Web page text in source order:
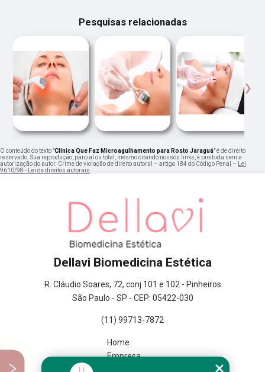
Pesquisas relacionadas
‹ ›
O conteúdo do texto "Clínica Que Faz Microagulhamento para Rosto Jaraguá" é de direito
reservado. Sua reprodução, parcial ou total, mesmo citando nossos links, é proibida sem a
autorização do autor. Crime de violação de direito autoral – artigo 184 do Código Penal – Lei
9610/98 - Lei de direitos autorais.
Dellavi Biomedicina Estética
R. Cláudio Soares, 72, conj 101 e 102 - Pinheiros
São Paulo - SP - CEP: 05422-030
(11) 99713-7872
Home
Empresa